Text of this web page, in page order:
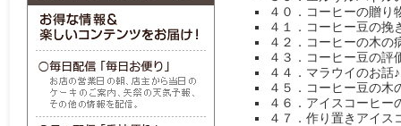
４０．コーヒーの贈り
４１．コーヒー豆の挽
４２．コーヒーの木の
４３．コーヒー豆の評
４４．マラウイのお話♪
４５．コーヒー豆の木
４６．アイスコーヒー
４７．作り置きアイス